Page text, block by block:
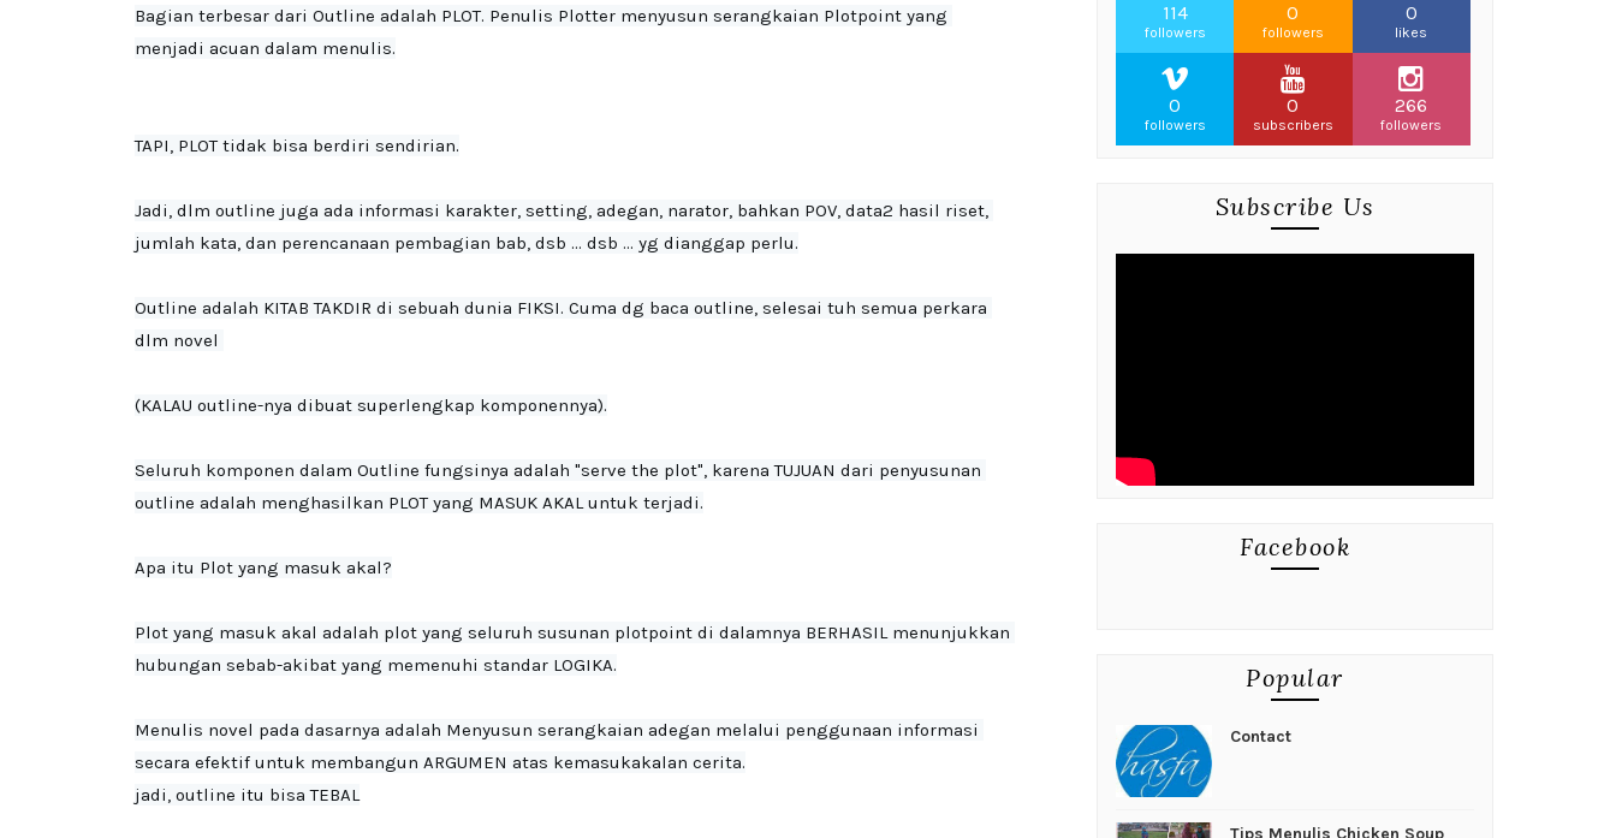
Bagian terbesar dari Outline adalah PLOT. Penulis Plotter menyusun serangkaian Plotpoint yang
menjadi acuan dalam menulis.
TAPI, PLOT tidak bisa berdiri sendirian.
Jadi, dlm outline juga ada informasi karakter, setting, adegan, narator, bahkan POV, data2 hasil riset,
jumlah kata, dan perencanaan pembagian bab, dsb ... dsb ... yg dianggap perlu.
Outline adalah KITAB TAKDIR di sebuah dunia FIKSI. Cuma dg baca outline, selesai tuh semua perkara
dlm novel
(KALAU outline-nya dibuat superlengkap komponennya).
Seluruh komponen dalam Outline fungsinya adalah "serve the plot", karena TUJUAN dari penyusunan
outline adalah menghasilkan PLOT yang MASUK AKAL untuk terjadi.
Apa itu Plot yang masuk akal?
Plot yang masuk akal adalah plot yang seluruh susunan plotpoint di dalamnya BERHASIL menunjukkan
hubungan sebab-akibat yang memenuhi standar LOGIKA.
Menulis novel pada dasarnya adalah Menyusun serangkaian adegan melalui penggunaan informasi
secara efektif untuk membangun ARGUMEN atas kemasukakalan cerita.
jadi, outline itu bisa TEBAL
114
followers
0
followers
0
likes
0
followers
0
subscribers
266
followers
Subscribe Us
Facebook
Popular
Contact
Tips Menulis Chicken Soup